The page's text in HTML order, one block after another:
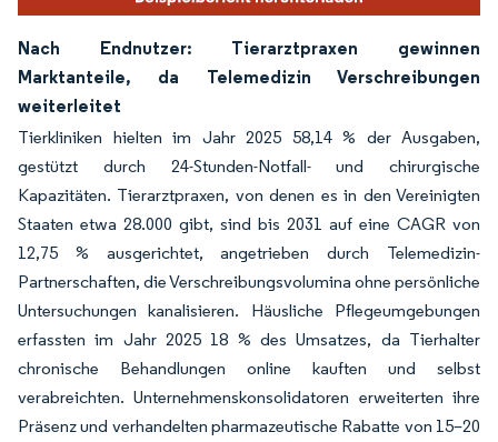
Nach Endnutzer: Tierarztpraxen gewinnen
Marktanteile, da Telemedizin Verschreibungen
weiterleitet
Tierkliniken hielten im Jahr 2025 58,14 % der Ausgaben,
gestützt durch 24-Stunden-Notfall- und chirurgische
Kapazitäten. Tierarztpraxen, von denen es in den Vereinigten
Staaten etwa 28.000 gibt, sind bis 2031 auf eine CAGR von
12,75 % ausgerichtet, angetrieben durch Telemedizin-
Partnerschaften, die Verschreibungsvolumina ohne persönliche
Untersuchungen kanalisieren. Häusliche Pflegeumgebungen
erfassten im Jahr 2025 18 % des Umsatzes, da Tierhalter
chronische Behandlungen online kauften und selbst
verabreichten. Unternehmenskonsolidatoren erweiterten ihre
Präsenz und verhandelten pharmazeutische Rabatte von 15–20